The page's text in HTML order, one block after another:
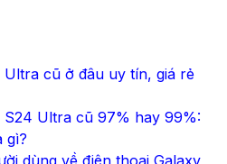
Ultra cũ ở đâu uy tín, giá rẻ
S24 Ultra cũ 97% hay 99%:
gì?
dùng về điện thoại Galaxy